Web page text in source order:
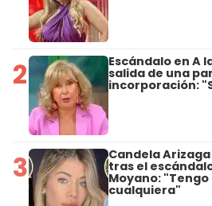
2 Escándalo en A
salida de una
incorporación:
3 Candela
tras el
Moyano:
cualquiera"